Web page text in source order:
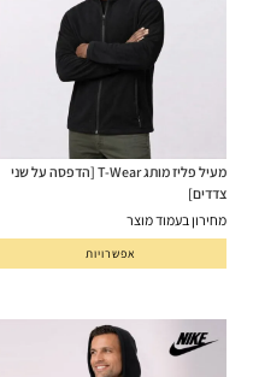
מעיל פליז מותג T-Wear [הדפסה על שני
צדדים]
מחירון בעמוד מוצר
אפשרויות